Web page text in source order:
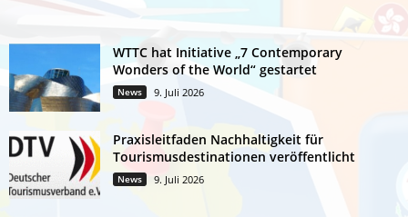
WTTC hat Initiative „7 Contemporary
Wonders of the World“ gestartet
News 9. Juli 2026
Praxisleitfaden Nachhaltigkeit für
Tourismusdestinationen veröffentlicht
News 9. Juli 2026